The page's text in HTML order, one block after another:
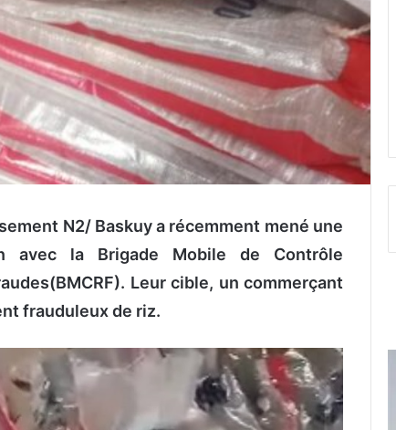
N2/ Baskuy a récemment mené une
avec la Brigade Mobile de Contrôle
Leur cible, un commerçant
frauduleux de riz.